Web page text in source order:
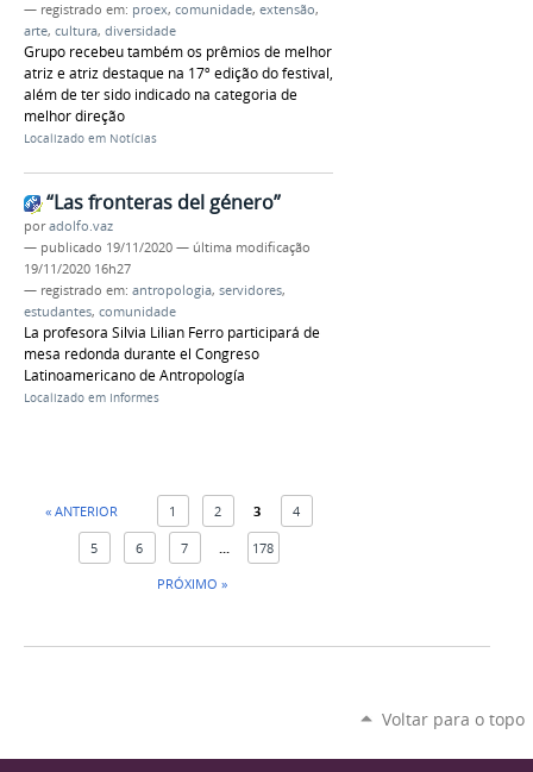
— registrado em: proex, comunidade, extensão,
arte, cultura, diversidade
Grupo recebeu também os prêmios de melhor
atriz e atriz destaque na 17º edição do festival,
além de ter sido indicado na categoria de
melhor direção
Localizado em Notícias
“Las fronteras del género”
poradolfo.vaz
— publicado 19/11/2020 — última modificação
19/11/2020 16h27
— registrado em: antropologia, servidores,
estudantes, comunidade
La profesora Silvia Lilian Ferro participará de
mesa redonda durante el Congreso
Latinoamericano de Antropología
Localizado em Informes
« ANTERIOR 1 2 3 4
5 6 7
178
PRÓXIMO »
Voltar para o topo